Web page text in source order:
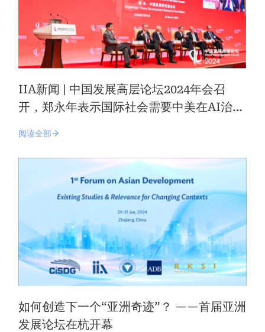
IIA新闻 | 中国发展高层论坛2024年会召
开，郑永年表示国际社会需要中美在AI治理
阅读全部
如何创造下一个“亚洲奇迹”？ ——首届亚洲
发展论坛在杭开幕